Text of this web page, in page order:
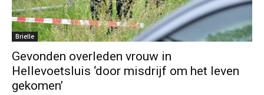
Brielle
Gevonden overleden vrouw in
Hellevoetsluis ‘door misdrijf om het leven
gekomen’